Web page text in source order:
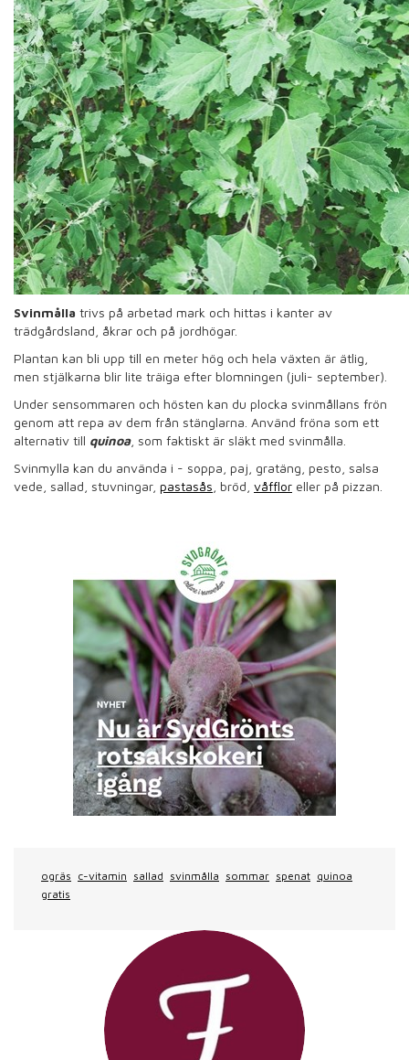
Svinmålla trivs på arbetad mark och hittas i kanter av
trädgårdsland, åkrar och på jordhögar.
Plantan kan bli upp till en meter hög och hela växten är ätlig,
men stjälkarna blir lite träiga efter blomningen (juli- september).
Under sensommaren och hösten kan du plocka svinmållans frön
genom att repa av dem från stänglarna. Använd fröna som ett
alternativ till quinoa, som faktiskt är släkt med svinmålla.
Svinmylla kan du använda i - soppa, paj, gratäng, pesto, salsa
vede, sallad, stuvningar, pastasås , bröd, våfflor eller på pizzan.
ogräs c-vitamin sallad svinmålla sommar spenat quinoa
gratis